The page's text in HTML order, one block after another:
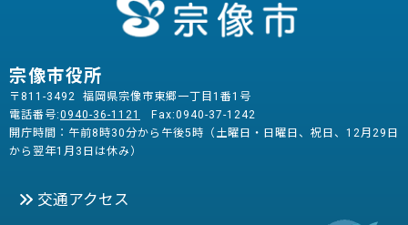
宗像市役所
〒811-3492 福岡県宗像市東郷一丁目1番1号
電話番号:0940-36-1121
Fax:0940-37-1242
開庁時間：午前8時30分から午後5時（土曜日・日曜日、祝日、12月29日
から翌年1月3日は休み）
交通アクセス